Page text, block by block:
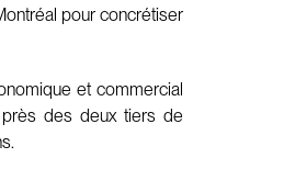
pour concrétiser
et commercial
près des deux tiers de